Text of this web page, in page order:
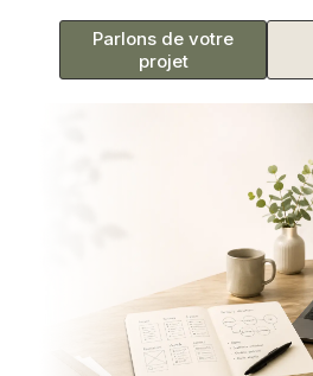
Parlons de votre
projet